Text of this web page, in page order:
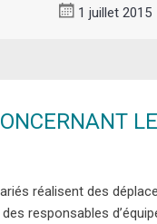
1 juillet 2015
réalisent des
responsables